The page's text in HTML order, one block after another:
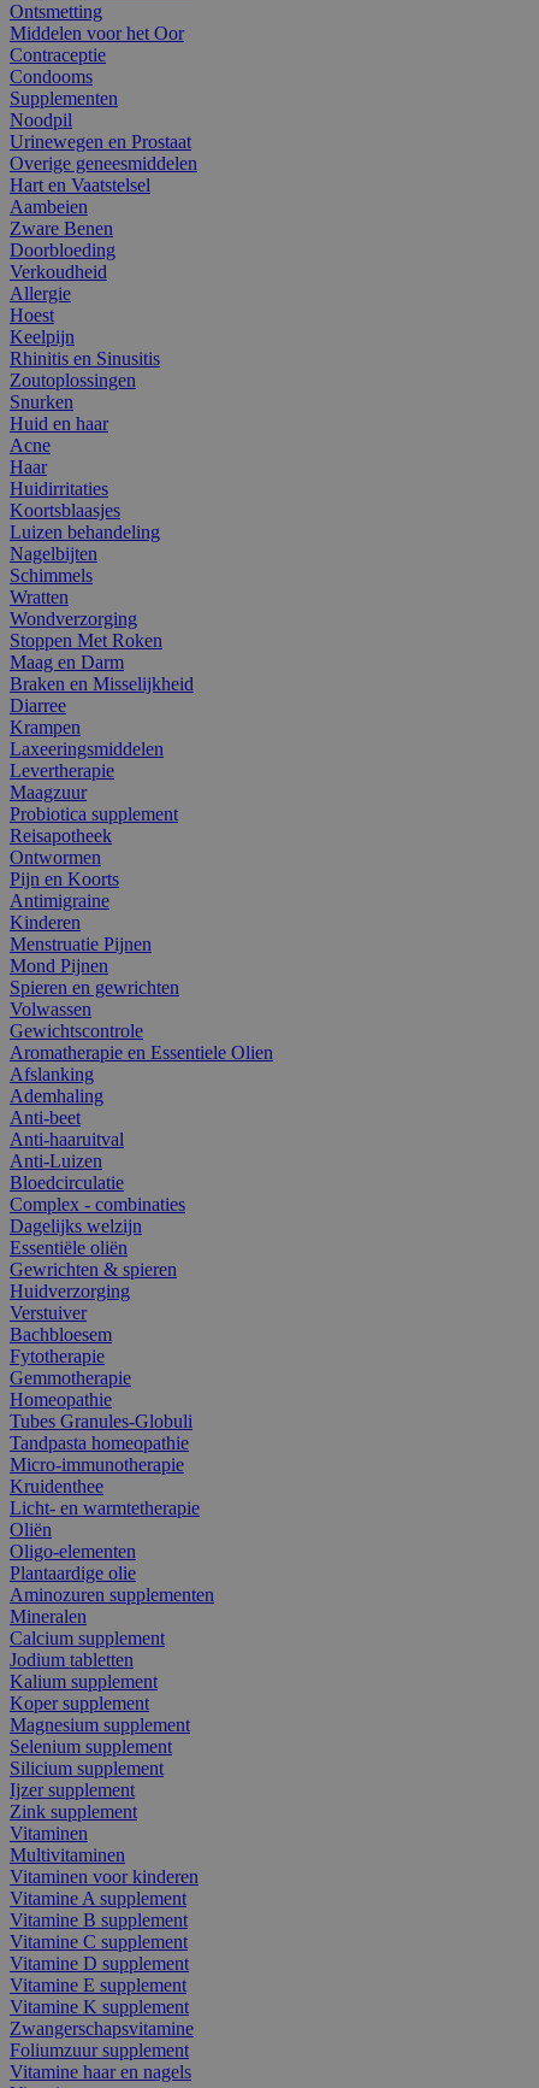
Ontsmetting
Middelen voor het Oor
Contraceptie
Condooms
Supplementen
Noodpil
Urinewegen en Prostaat
Overige geneesmiddelen
Hart en Vaatstelsel
Aambeien
Zware Benen
Doorbloeding
Verkoudheid
Allergie
Hoest
Keelpijn
Rhinitis en Sinusitis
Zoutoplossingen
Snurken
Huid en haar
Acne
Haar
Huidirritaties
Koortsblaasjes
Luizen behandeling
Nagelbijten
Schimmels
Wratten
Wondverzorging
Stoppen Met Roken
Maag en Darm
Braken en Misselijkheid
Diarree
Krampen
Laxeeringsmiddelen
Levertherapie
Maagzuur
Probiotica supplement
Reisapotheek
Ontwormen
Pijn en Koorts
Antimigraine
Kinderen
Menstruatie Pijnen
Mond Pijnen
Spieren en gewrichten
Volwassen
Gewichtscontrole
Aromatherapie en Essentiele Olien
Afslanking
Ademhaling
Anti-beet
Anti-haaruitval
Anti-Luizen
Bloedcirculatie
Complex - combinaties
Dagelijks welzijn
Essentiële oliën
Gewrichten & spieren
Huidverzorging
Verstuiver
Bachbloesem
Fytotherapie
Gemmotherapie
Homeopathie
Tubes Granules-Globuli
Tandpasta homeopathie
Micro-immunotherapie
Kruidenthee
Licht- en warmtetherapie
Oliën
Oligo-elementen
Plantaardige olie
Aminozuren supplementen
Mineralen
Calcium supplement
Jodium tabletten
Kalium supplement
Koper supplement
Magnesium supplement
Selenium supplement
Silicium supplement
Ijzer supplement
Zink supplement
Vitaminen
Multivitaminen
Vitaminen voor kinderen
Vitamine A supplement
Vitamine B supplement
Vitamine C supplement
Vitamine D supplement
Vitamine E supplement
Vitamine K supplement
Zwangerschapsvitamine
Foliumzuur supplement
Vitamine haar en nagels